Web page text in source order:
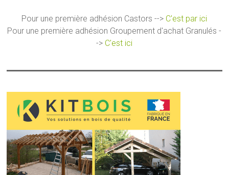
Pour une première adhésion Castors --> C'est par ici
Pour une première adhésion Groupement d'achat Granulés -
-> C'est ici